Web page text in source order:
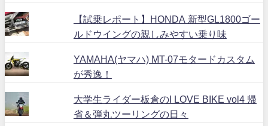
【試乗レポート】HONDA 新型GL1800ゴー
ルドウイングの親しみやすい乗り味
YAMAHA(ヤマハ) MT-07モタードカスタム
が秀逸！
大学生ライダー板倉のI LOVE BIKE vol4 帰
省＆弾丸ツーリングの日々